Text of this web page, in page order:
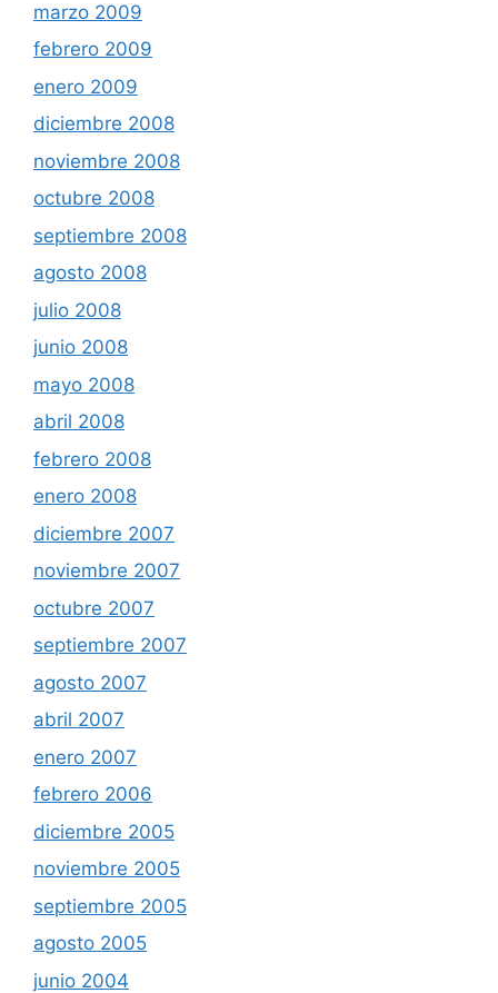
marzo 2009
febrero 2009
enero 2009
diciembre 2008
noviembre 2008
octubre 2008
septiembre 2008
agosto 2008
julio 2008
junio 2008
mayo 2008
abril 2008
febrero 2008
enero 2008
diciembre 2007
noviembre 2007
octubre 2007
septiembre 2007
agosto 2007
abril 2007
enero 2007
febrero 2006
diciembre 2005
noviembre 2005
septiembre 2005
agosto 2005
junio 2004